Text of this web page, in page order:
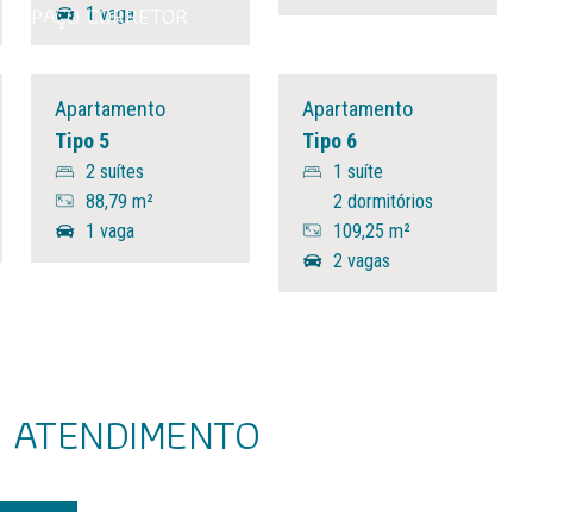
ESPAÇO CORRETOR
1 vaga
Apartamento
Tipo 5
2 suítes
88,79 m²
1 vaga
Apartamento
Tipo 6
1 suíte
2 dormitórios
109,25 m²
2 vagas
ATENDIMENTO